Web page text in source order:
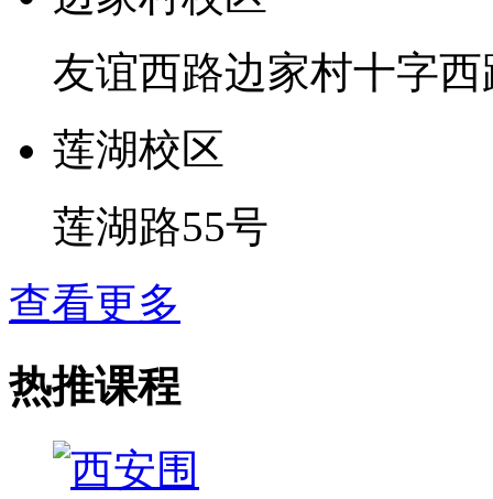
友谊西路边家村十字
莲湖校区
莲湖路55号
查看更多
热推课程